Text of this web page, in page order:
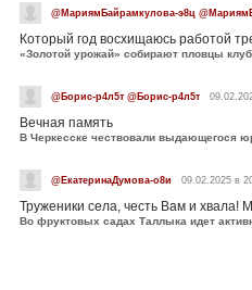
@МариямБайрамкулова-э8ц
Который год восхищаюсь работой
«Золотой урожай» собирают пловцы
@Борис-р4л5т @Борис-р4л5т
Вечная память
@ЕкатеринаДумова-о8и 09.02.2025 в
Труженики села, честь Вам и хвала!
Во фруктовых садах Таллыка идет